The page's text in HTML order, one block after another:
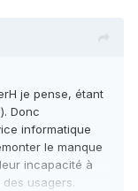
je pense, étant
Donc
informatique
le manque
incapacité à
usagers.